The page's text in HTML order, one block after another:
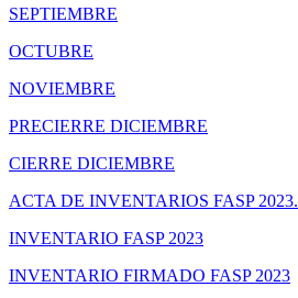
SEPTIEMBRE
OCTUBRE
NOVIEMBRE
PRECIERRE DICIEMBRE
CIERRE DICIEMBRE
ACTA DE INVENTARIOS FASP 2023.
INVENTARIO FASP 2023
INVENTARIO FIRMADO FASP 2023